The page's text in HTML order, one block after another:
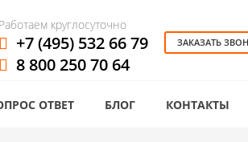
Работаем круглосуточно
+7 (495) 532 66 79
8 800 250 70 64
ЗАКАЗАТЬ
ОТВЕТ БЛОГ КОНТАКТЫ